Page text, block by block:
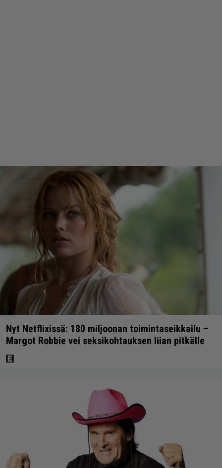
Nyt Netflixissä: 180 miljoonan toimintaseikkailu –
Margot Robbie vei seksikohtauksen liian pitkälle